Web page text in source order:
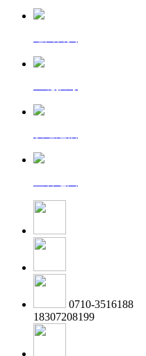
0710-3516188
18307208199